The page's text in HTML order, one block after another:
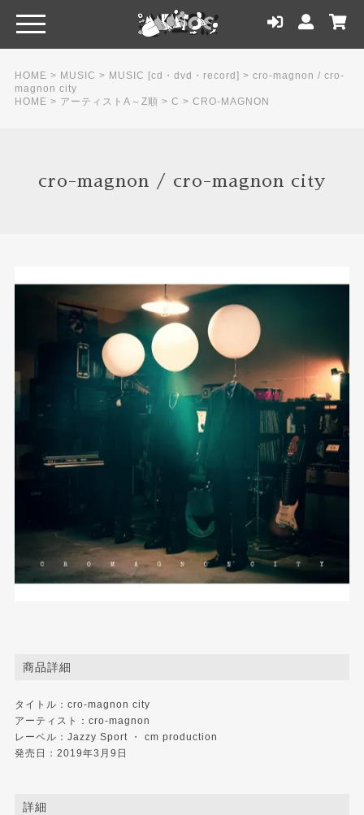
HOME > MUSIC > MUSIC [cd・dvd・record] > cro-magnon / cro-
magnon city
HOME > アーティストA～Z順 > C > CRO-MAGNON
cro-magnon / cro-magnon city
商品詳細
タイトル：cro-magnon city
アーティスト：cro-magnon
レーベル：Jazzy Sport ・ cm production
発売日：2019年3月9日
詳細